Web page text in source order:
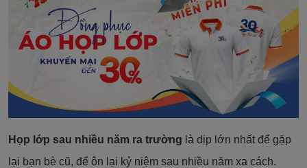
Họp lớp sau nhiều năm ra trường là dịp lớn nhất để gặp
lại bạn bè cũ, để ôn lại kỷ niệm sau nhiều năm xa cách.